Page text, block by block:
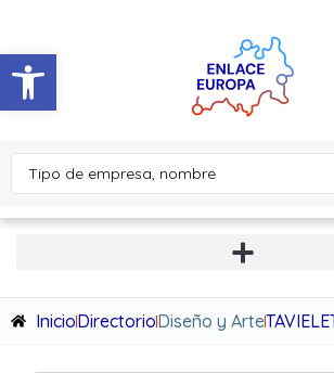
Abrir barra de herramientas
InicioDirectorioDiseño y Arte